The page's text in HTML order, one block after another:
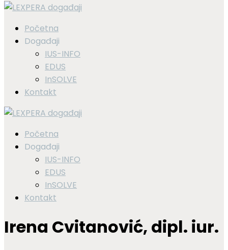
Početna
Događaji
IUS-INFO
EDUS
InSOLVE
Kontakt
Početna
Događaji
IUS-INFO
EDUS
InSOLVE
Kontakt
Irena Cvitanović, dipl. iur.